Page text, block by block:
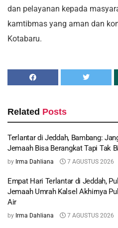
dan pelayanan kepada
kamtibmas yang aman dan
Kotabaru.
Related Posts
Terlantar di Jeddah, Bambang:
Jemaah Bisa Berangkat Tapi Tak
by Irma Dahliana 7 AGUSTUS 2026
Empat Hari Terlantar di Jeddah,
Jemaah Umrah Kalsel Akhirnya
Air
by Irma Dahliana 7 AGUSTUS 2026